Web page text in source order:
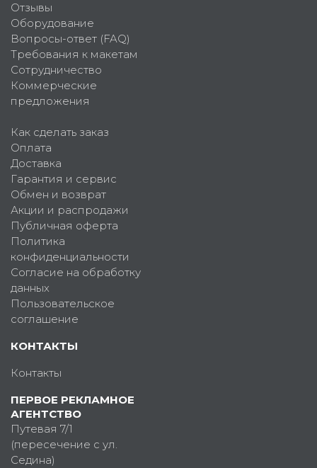
Отзывы
Оборудование
Вопросы-ответ (FAQ)
Требования к макетам
Сотрудничество
Коммерческие
предложения
Как сделать заказ
Оплата
Доставка
Гарантия и сервис
Обмен и возврат
Акции и распродажи
Публичная оферта
Политика
конфиденциальности
Согласие на обработку
данных
Пользовательское
соглашение
КОНТАКТЫ
Контакты
ПЕРВОЕ РЕКЛАМНОЕ
АГЕНТСТВО
Путевая 7/1
(пересечение с ул.
Седина)